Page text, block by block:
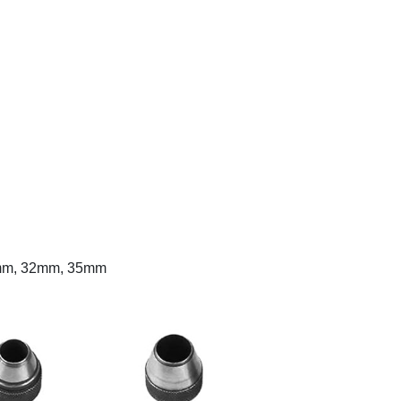
32mm, 35mm